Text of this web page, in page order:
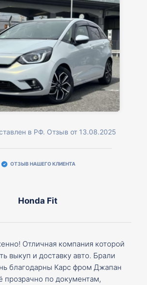
в РФ. Отзыв от 13.08.2025
ОТЗЫВ НАШЕГО КЛИЕНТА
Honda Fit
Отличная компания которой
выкуп и доставку авто. Брали
благодарны Карс фром Джапан
прозрачно по документам,